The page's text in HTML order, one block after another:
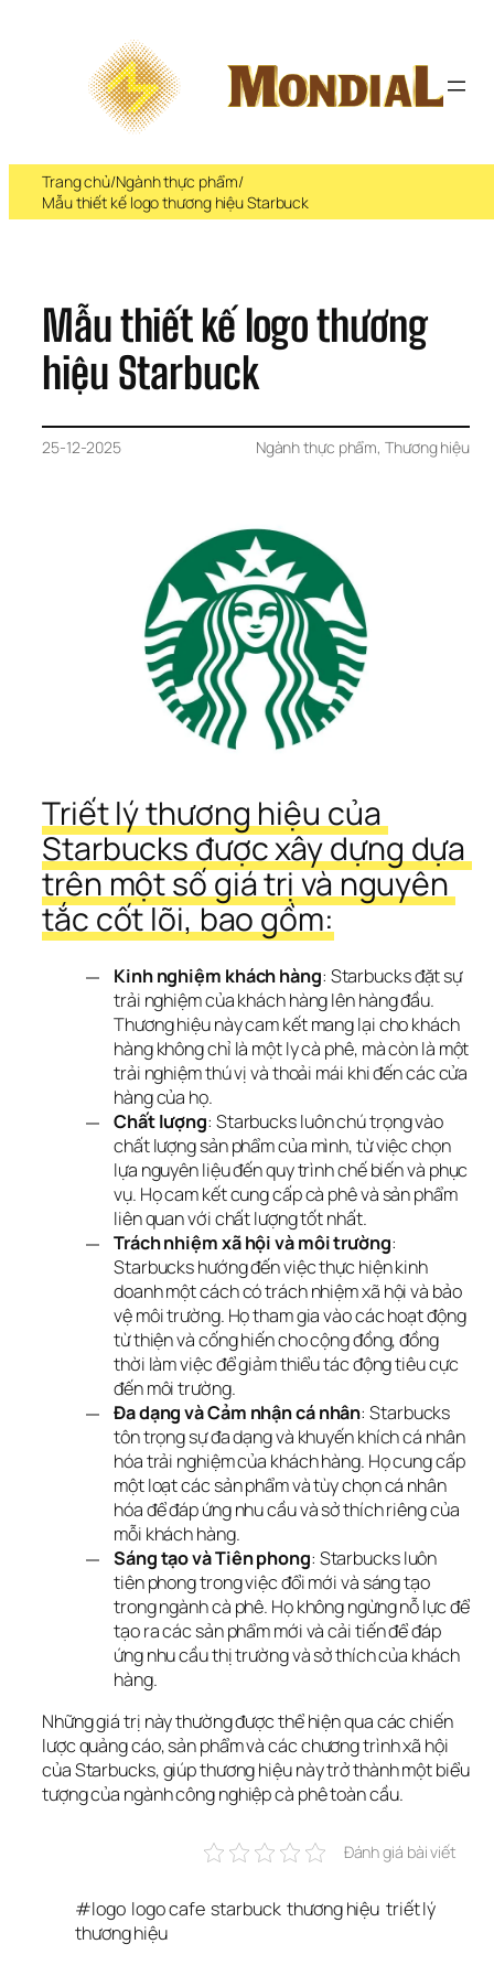
Trang chủ/Ngành thực phẩm/
Mẫu thiết kế logo thương hiệu Starbuck
Mẫu thiết kế logo thương
hiệu Starbuck
25-12-2025 Ngành thực phẩm, Thương hiệu
Triết lý thương hiệu của
Starbucks được xây dựng dựa
trên một số giá trị và nguyên
tắc cốt lõi, bao gồm:
Kinh nghiệm khách hàng: Starbucks đặt sự
trải nghiệm của khách hàng lên hàng đầu.
Thương hiệu này cam kết mang lại cho khách
hàng không chỉ là một ly cà phê, mà còn là một
trải nghiệm thú vị và thoải mái khi đến các cửa
hàng của họ.
Chất lượng: Starbucks luôn chú trọng vào
chất lượng sản phẩm của mình, từ việc chọn
lựa nguyên liệu đến quy trình chế biến và phục
vụ. Họ cam kết cung cấp cà phê và sản phẩm
liên quan với chất lượng tốt nhất.
Trách nhiệm xã hội và môi trường:
Starbucks hướng đến việc thực hiện kinh
doanh một cách có trách nhiệm xã hội và bảo
vệ môi trường. Họ tham gia vào các hoạt động
từ thiện và cống hiến cho cộng đồng, đồng
thời làm việc để giảm thiểu tác động tiêu cực
đến môi trường.
Đa dạng và Cảm nhận cá nhân: Starbucks
tôn trọng sự đa dạng và khuyến khích cá nhân
hóa trải nghiệm của khách hàng. Họ cung cấp
một loạt các sản phẩm và tùy chọn cá nhân
hóa để đáp ứng nhu cầu và sở thích riêng của
mỗi khách hàng.
Sáng tạo và Tiên phong: Starbucks luôn
tiên phong trong việc đổi mới và sáng tạo
trong ngành cà phê. Họ không ngừng nỗ lực để
tạo ra các sản phẩm mới và cải tiến để đáp
ứng nhu cầu thị trường và sở thích của khách
hàng.
Những giá trị này thường được thể hiện qua các chiến
lược quảng cáo, sản phẩm và các chương trình xã hội
của Starbucks, giúp thương hiệu này trở thành một biểu
tượng của ngành công nghiệp cà phê toàn cầu.
Đánh giá bài viết
#logo logo cafe starbuck thương hiệu triết lý
thương hiệu